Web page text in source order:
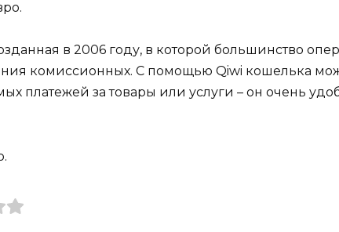
в 2006 году, в которой большинство
комиссионных. С помощью Qiwi кошелька
платежей за товары или услуги – он очень